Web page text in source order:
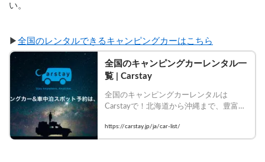
い。
▶︎ 全国のレンタルできるキャンピングカーはこちら
全国のキャンピングカーレンタル一
覧 | Carstay
全国のキャンピングカーレンタルは
Carstayで！北海道から沖縄まで、豊富な
て今すぐ予約！
https://carstay.jp/ja/car-list/